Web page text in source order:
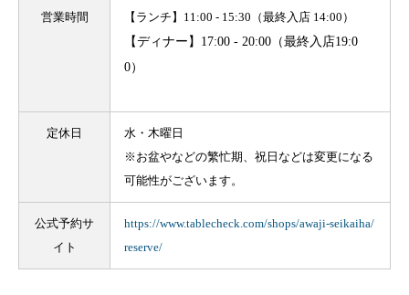
営業時間
【ランチ】11:00 - 15:30（最終入店 14:00）
【ディナー】 17:00 - 20:00（最終入店19:0
0）
定休日
水・木曜日
※お盆やなどの繁忙期、祝日などは変更になる
可能性がございます。
公式予約サ
イト
https://www.tablecheck.com/shops/awaji-seikaiha/
reserve/